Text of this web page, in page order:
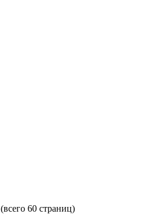
60 страниц)